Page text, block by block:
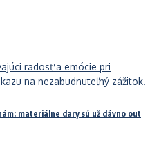
materiálne dary sú už dávno out